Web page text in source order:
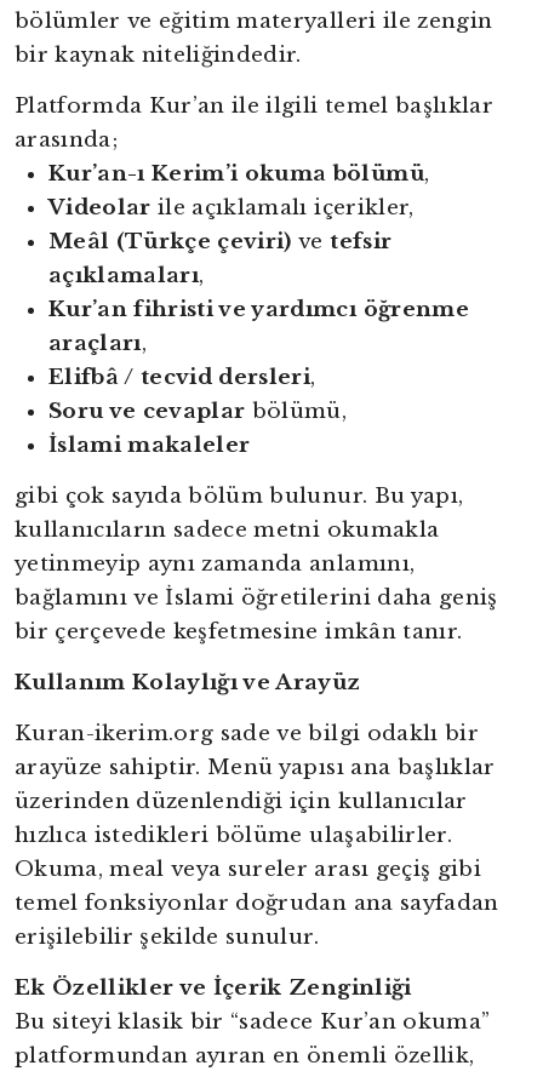
bölümler ve eğitim materyalleri ile zengin
bir kaynak niteliğindedir.
Platformda Kur’an ile ilgili temel başlıklar
arasında;
Kur’an-ı Kerim’i okuma bölümü,
Videolar ile açıklamalı içerikler,
Meâl (Türkçe çeviri) vetefsir
açıklamaları,
Kur’an fihristi ve yardımcı öğrenme
araçları,
Elifbâ / tecvid dersleri,
Soru ve cevaplar bölümü,
İslami makaleler
gibi çok sayıda bölüm bulunur. Bu yapı,
kullanıcıların sadece metni okumakla
yetinmeyip aynı zamanda anlamını,
bağlamını ve İslami öğretilerini daha geniş
bir çerçevede keşfetmesine imkân tanır.
Kullanım Kolaylığı ve Arayüz
Kuran-ikerim.org sade ve bilgi odaklı bir
arayüze sahiptir. Menü yapısı ana başlıklar
üzerinden düzenlendiği için kullanıcılar
hızlıca istedikleri bölüme ulaşabilirler.
Okuma, meal veya sureler arası geçiş gibi
temel fonksiyonlar doğrudan ana sayfadan
erişilebilir şekilde sunulur.
Ek Özellikler ve İçerik Zenginliği
Bu siteyi klasik bir “sadece Kur’an okuma”
platformundan ayıran en önemli özellik,